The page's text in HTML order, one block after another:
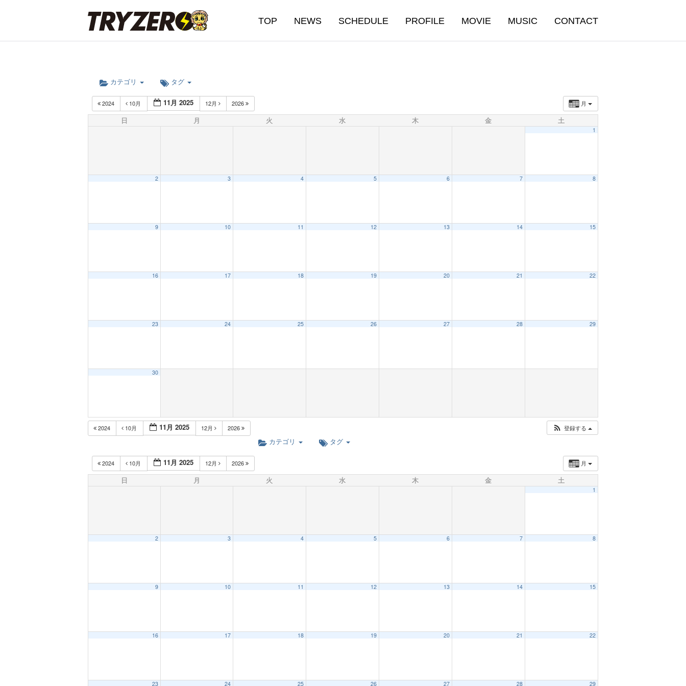
TOP NEWS SCHEDULE PROFILE MOVIE MUSIC CONTACT
カテゴリ タグ
月
2024 10月 11月 2025 12月 2026
日 月 火 水 木 金 土
1
2 3 4 5 6 7 8
9 10 11 12 13 14 15
16 17 18 19 20 21 22
23 24 25 26 27 28 29
30
2024 10月 11月 2025 12月 2026 登録する
カテゴリ タグ
月
2024 10月 11月 2025 12月 2026
日 月 火 水 木 金 土
1
2 3 4 5 6 7 8
9 10 11 12 13 14 15
16 17 18 19 20 21 22
23 24 25 26 27 28 29